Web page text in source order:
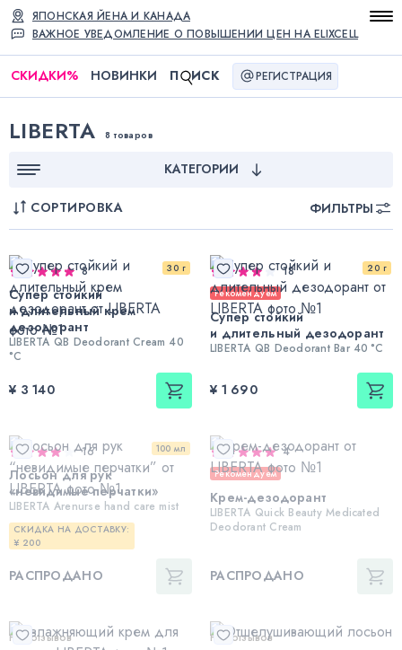
ВАЖНОЕ УВЕДОМЛЕНИЕ О ПОВЫШЕНИИ ЦЕН НА ELIXCELL
ЯПОНСКАЯ ЙЕНА И КАНАДА
СКИДКИ% НОВИНКИ П ИСК РЕГИСТРАЦИЯ
LIBERTA 8 товаров
КАТЕГОРИИ
СОРТИРОВКА ФИЛЬТРЫ
30 г
8
Супер стойкий
и длительный крем
дезодорант
LIBERTA QB Deodorant Cream 40
°C
¥ 3 140
20 г
18
Рекомендуем
Супер стойкий
и длительный дезодорант
LIBERTA QB Deodorant Bar 40 °C
¥ 1 690
100 мл
16
Лосьон для рук
«невидимые перчатки»
LIBERTA Arenurse hand care mist
СКИДКА НА ДОСТАВКУ:
¥ 200
РАСПРОДАНО
4
Рекомендуем
Крем-дезодорант
LIBERTA Quick Beauty Medicated
Deodorant Cream
РАСПРОДАНО
Нет отзывов Нет отзывов